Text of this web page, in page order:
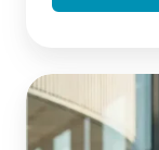
Partner
commerciali